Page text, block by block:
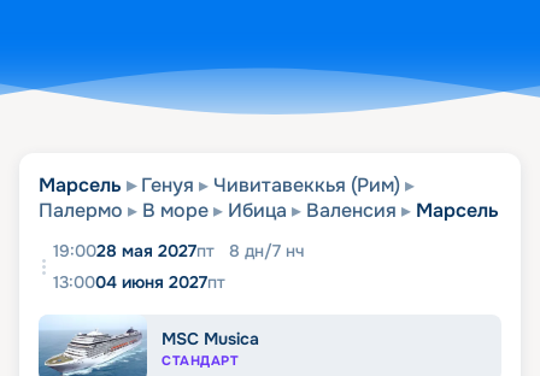
Марсель Генуя
Чивитавеккья (Рим)
Палермо
В море Ибица Валенсия Марсель
19:0028 мая 2027пт 8 дн/7 нч
13:0004 июня 2027пт
MSC Musica
СТАНДАРТ